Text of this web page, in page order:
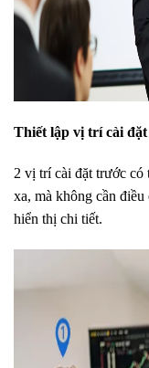
Thiết lập vị trí cài
2 vị trí cài đặt trước có
xa, mà không cần
hiển thị chi tiết.